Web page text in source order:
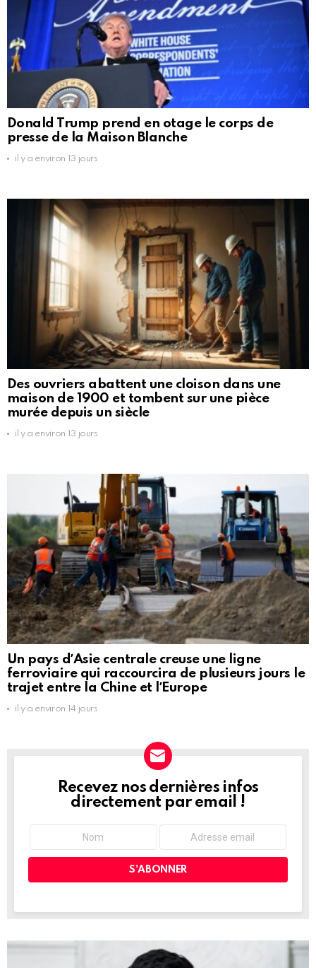
Donald Trump prend en otage le corps de
presse de la Maison Blanche
il y a environ 13 jours
Des ouvriers abattent une cloison dans une
maison de 1900 et tombent sur une pièce
murée depuis un siècle
il y a environ 13 jours
Un pays dʼAsie centrale creuse une ligne
ferroviaire qui raccourcira de plusieurs jours le
trajet entre la Chine et lʼEurope
il y a environ 14 jours
NEWSLETTER
Recevez nos dernières infos
directement par email !